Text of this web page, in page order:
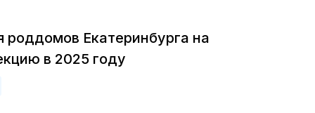
роддомов Екатеринбурга на
в 2025 году